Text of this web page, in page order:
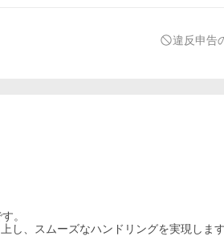
違反申告
。
し、スムーズなハンドリングを実現します